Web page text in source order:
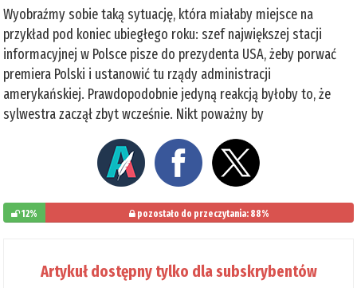
Wyobraźmy sobie taką sytuację, która miałaby miejsce na
przykład pod koniec ubiegłego roku: szef największej stacji
informacyjnej w Polsce pisze do prezydenta USA, żeby porwać
premiera Polski i ustanowić tu rządy administracji
amerykańskiej. Prawdopodobnie jedyną reakcją byłoby to, że
sylwestra zaczął zbyt wcześnie. Nikt poważny by
12% pozostało do przeczytania: 88%
Artykuł dostępny tylko dla subskrybentów